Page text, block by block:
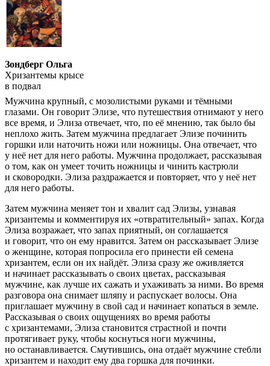
Зондберг Ольга
Хризантемы крысе
в подвал
Мужчина крупный, с мозолистыми руками и тёмными
глазами. Он говорит Элизе, что путешествия отнимают у него
все время, и Элиза отвечает, что, по её мнению, так было бы
неплохо жить. Затем мужчина предлагает Элизе починить
горшки или наточить ножи или ножницы. Она отвечает, что
у неё нет для него работы. Мужчина продолжает, рассказывая
о том, как он умеет точить ножницы и чинить кастрюли
и сковородки. Элиза раздражается и повторяет, что у неё нет
для него работы.
Затем мужчина меняет тон и хвалит сад Элизы, узнавая
хризантемы и комментируя их «отвратительный» запах. Когда
Элиза возражает, что запах приятный, он соглашается
и говорит, что он ему нравится. Затем он рассказывает Элизе
о женщине, которая попросила его принести ей семена
хризантем, если он их найдёт. Элиза сразу же оживляется
и начинает рассказывать о своих цветах, рассказывая
мужчине, как лучше их сажать и ухаживать за ними. Во время
разговора она снимает шляпу и распускает волосы. Она
приглашает мужчину в свой сад и начинает копаться в земле.
Рассказывая о своих ощущениях во время работы
с хризантемами, Элиза становится страстной и почти
протягивает руку, чтобы коснуться ноги мужчины,
но останавливается. Смутившись, она отдаёт мужчине стебли
хризантем и находит ему два горшка для починки.